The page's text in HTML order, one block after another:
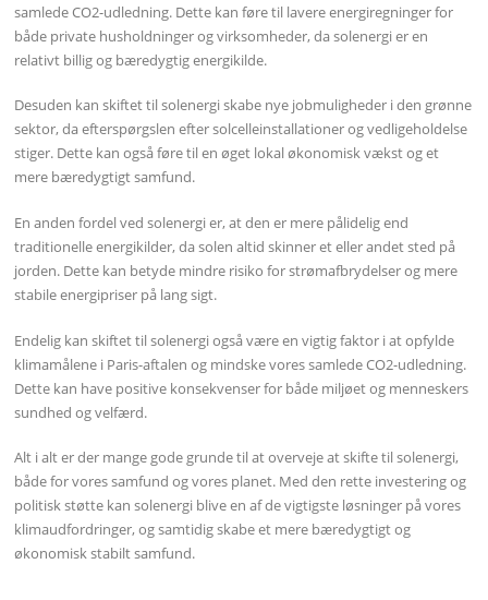
samlede CO2-udledning. Dette kan føre til lavere energiregninger for
både private husholdninger og virksomheder, da solenergi er en
relativt billig og bæredygtig energikilde.
Desuden kan skiftet til solenergi skabe nye jobmuligheder i den grønne
sektor, da efterspørgslen efter solcelleinstallationer og vedligeholdelse
stiger. Dette kan også føre til en øget lokal økonomisk vækst og et
mere bæredygtigt samfund.
En anden fordel ved solenergi er, at den er mere pålidelig end
traditionelle energikilder, da solen altid skinner et eller andet sted på
jorden. Dette kan betyde mindre risiko for strømafbrydelser og mere
stabile energipriser på lang sigt.
Endelig kan skiftet til solenergi også være en vigtig faktor i at opfylde
klimamålene i Paris-aftalen og mindske vores samlede CO2-udledning.
Dette kan have positive konsekvenser for både miljøet og menneskers
sundhed og velfærd.
Alt i alt er der mange gode grunde til at overveje at skifte til solenergi,
både for vores samfund og vores planet. Med den rette investering og
politisk støtte kan solenergi blive en af de vigtigste løsninger på vores
klimaudfordringer, og samtidig skabe et mere bæredygtigt og
økonomisk stabilt samfund.